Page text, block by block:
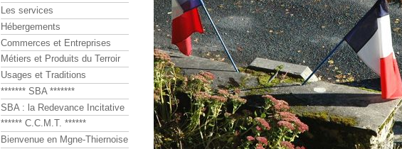
Les services
Hébergements
Commerces et Entreprises
Métiers et Produits du Terroir
Usages et Traditions
******* SBA *******
SBA : la Redevance Incitative
****** C.C.M.T. ******
Bienvenue en Mgne-Thiernoise